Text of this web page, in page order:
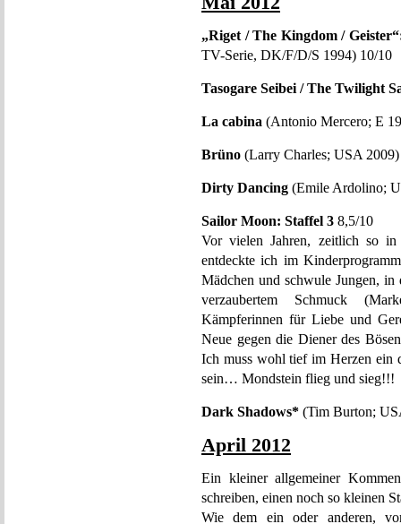
„Riget / The Kingdom /
TV-Serie, DK/F/D/S 1994) 10/10
Tasogare Seibei / The Twilight
La cabina (Antonio Mercero; E
Brüno (Larry Charles; USA
Dirty Dancing (Emile Ardolino;
Sailor Moon: Staffel 3 8,5/10
Vor vielen Jahren, zeitlich so in
entdeckte ich im
Mädchen und schwule Jungen,
verzaubertem Schmuck
Kämpferinnen für Liebe und
Neue gegen die Diener des
Ich muss wohl tief im Herzen ein
sein… Mondstein flieg und sieg!!!
Dark Shadows* (Tim Burton;
April 2012
Ein kleiner allgemeiner
schreiben, einen noch so kleinen
Wie dem ein oder anderen,